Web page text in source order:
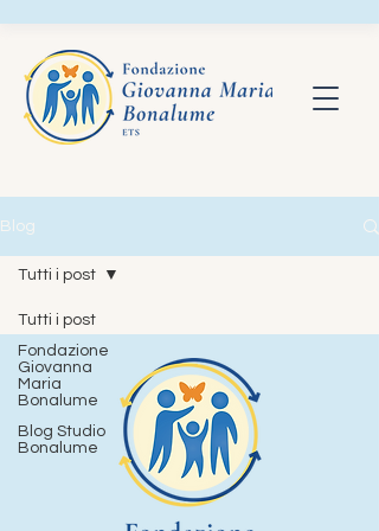
Blog
Tutti i post
Fondazione
Giovanna
Maria
Bonalume
Blog Studio
Bonalume
Tutti i post